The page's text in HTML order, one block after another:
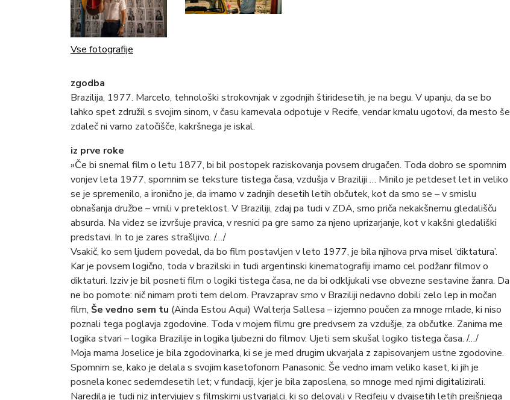
Vse fotografije
zgodba
Brazilija, 1977. Marcelo, tehnološki strokovnjak v zgodnjih štiridesetih, je na begu. V upanju, da se bo
lahko spet združil s svojim sinom, v času karnevala odpotuje v Recife, vendar kmalu ugotovi, da mesto še
zdaleč ni varno zatočišče, kakršnega je iskal.
iz prve roke
»Če bi snemal film o letu 1877, bi bil postopek raziskovanja povsem drugačen. Toda dobro se spomnim
vonjev leta 1977, spomnim se teksture tistega časa, vzdušja v Braziliji … Minilo je petdeset let in veliko
se je spremenilo, a ironično je, da imamo v zadnjih desetih letih občutek, kot da smo se – v smislu
obnašanja družbe – vrnili v preteklost. V Braziliji, zdaj pa tudi v ZDA, smo priča nekakšnemu gledališču
absurda. Na videz se izvršuje pravica, v resnici pa gre samo za njeno uprizarjanje, kot v kakšni gledališki
predstavi. In to je zares strašljivo. /…/
Vsakič, ko sem ljudem povedal, da bo film postavljen v leto 1977, je bila njihova prva misel ‘diktatura’.
Kar je povsem logično, toda v brazilski in tudi argentinski kinematografiji imamo cel podžanr filmov o
diktaturi. Izziv je bil posneti film o logiki tistega časa, ne da bi odkljukali vse obvezne sestavine žanra. Da
ne bo pomote: nič nimam proti tem delom. Pravzaprav smo v Braziliji nedavno dobili zelo lep in močan
film, Še vedno sem tu (Ainda Estou Aqui) Walterja Sallesa – izjemno poučen za mnoge mlade, ki niso
poznali tega poglavja zgodovine. Toda v mojem filmu gre predvsem za vzdušje, za občutke. Zanima me
logika stvari – logika Brazilije in logika ljubezni do filmov. Ujeti sem skušal logiko tistega časa. /…/
Moja mama Joselice je bila zgodovinarka, ki se je med drugim ukvarjala z zapisovanjem ustne zgodovine.
Spomnim se, kako je delala s svojim kasetofonom Panasonic. Še vedno imam veliko kaset, ki jih je
posnela konec sedemdesetih let; v fundaciji, kjer je bila zaposlena, so mnoge med njimi digitalizirali.
Naredila je tudi niz intervjujev s filmskimi ustvarjalci, ki so delovali v Recifeju v dvajsetih letih prejšnjega